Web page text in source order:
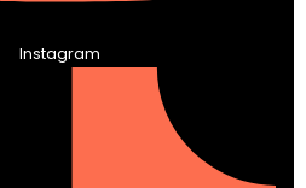
Instagram